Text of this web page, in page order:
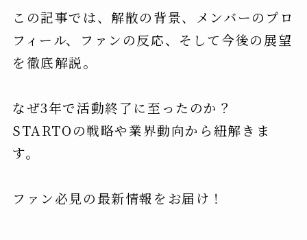
この記事では、解散の背景、メンバーのプロ
フィール、ファンの反応、そして今後の展望
を徹底解説。
なぜ3年で活動終了に至ったのか？
STARTOの戦略や業界動向から紐解きま
す。
ファン必見の最新情報をお届け！